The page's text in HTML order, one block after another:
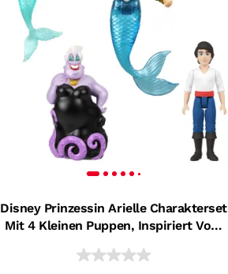
Disney Prinzessin Arielle Charakterset
Mit 4 Kleinen Puppen, Inspiriert Vom
Meerjungfrau“